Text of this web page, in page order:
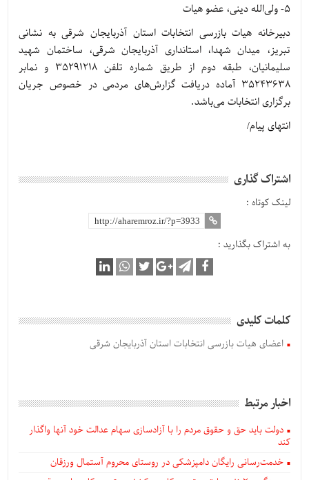
5- ولی‌الله دینی، عضو هیات
دبیرخانه هیات بازرسی انتخابات استان آذربایجان شرقی به نشانی
تبریز، میدان شهدا، استانداری آذربایجان شرقی، ساختمان شهید
سلیمانیان، طبقه دوم از طریق شماره تلفن 35291218 و نمابر
35243638 آماده دریافت گزارش‌های مردمی در خصوص جریان
برگزاری انتخابات می‌باشد.
انتهای پیام/
اشتراک گذاری
لینک کوتاه :
به اشتراک بگذارید :
کلمات کلیدی
اعضای هیات بازرسی انتخابات استان آذربایجان شرقی
اخبار مرتبط
دولت باید حق و حقوق مردم را با آزادسازی سهام عدالت خود آنها واگذار
کند
خدمت‌رسانی رایگان دامپزشکی در روستای محروم آستمال ورزقان